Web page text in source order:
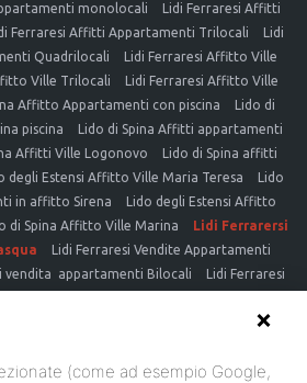
monolocali
Lidi Ferraresi Affitti
Ferraresi Affitti Appartamenti Trilocali
Lidi
Quadrilocali
Lidi Ferraresi Affitto Ville
Ville Trilocali
Lidi Ferraresi Affitto Ville
Affitto Appartamenti con piscina
Lido di
piscina
Lido di Spina Affitti appartamenti
Affitti Ville Logonovo
Lido di Spina affitti
degli Estensi Affitto Ville Maria Teresa
Lido
in affitto Sirena
Lido degli Estensi Affitto
di Spina Affitto Ville Marina
Lidi Ferrarersi
Lidi Ferraresi Vendite Appartamenti
vendita appartamenti Bilocali
Lidi Ferraresi
Lidi Ferraresi vendita
con piscina
Lido di Spina vendita Ville con
(come ad esempio Google,